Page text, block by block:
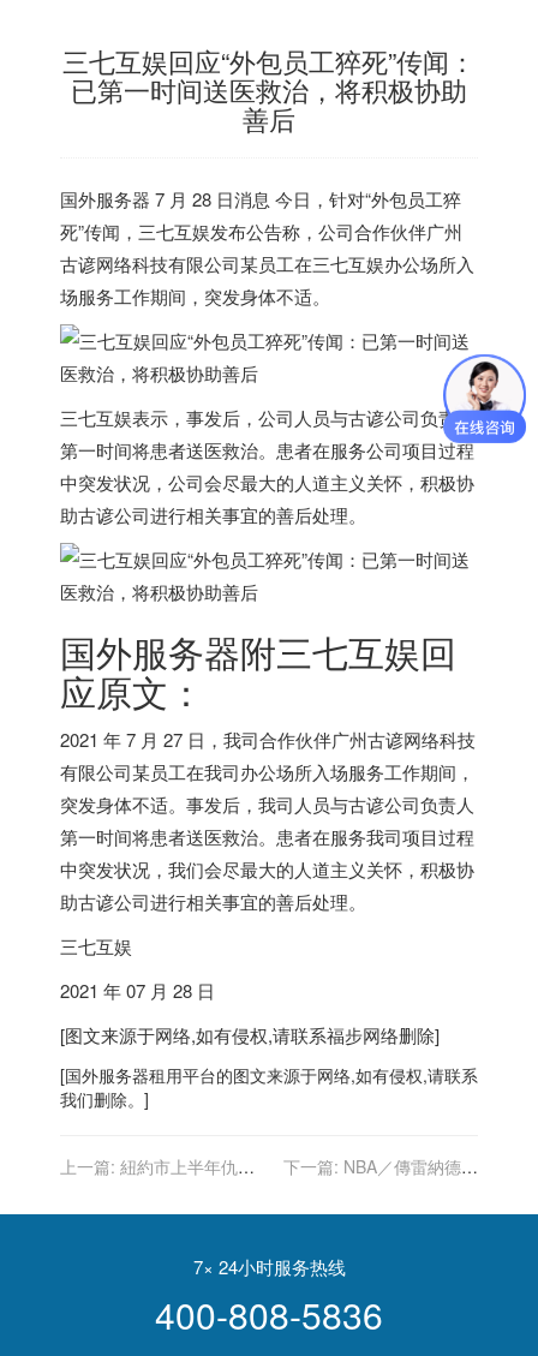
三七互娱回应“外包员工猝死”传闻：
已第一时间送医救治，将积极协助
善后
国外服务器 7 月 28 日消息 今日，针对“外包员工猝
死”传闻，三七互娱发布公告称，公司合作伙伴广州
古谚网络科技有限公司某员工在三七互娱办公场所入
场服务工作期间，突发身体不适。
三七互娱表示，事发后， 公司人员与古谚公司负责人
第一时间将患者送医救治。患者在服务公司项目过程
中突发状况，公司会尽最大的人道主义关怀， 积极协
助古谚公司进行相关事宜的善后处理。
国外服务器附三七互娱回
应原文：
2021 年 7 月 27 日，我司合作伙伴广州古谚网络科技
有限公司某员工在我司办公场所入场服务工作期间，
突发身体不适。事发后，我司人员与古谚公司负责人
第一时间将患者送医救治。患者在服务我司项目过程
中突发状况，我们会尽最大的人道主义关怀，积极协
助古谚公司进行相关事宜的善后处理。
三七互娱
2021 年 07 月 28 日
[图文来源于网络,如有侵权,请联系福步网络删除]
[国外服务器租用平台的图文来源于网络,如有侵权,请联系
我们删除。]
上一篇: 紐約市上半年仇亞
下一篇: NBA／傳雷納德不
員市場
7× 24小时服务热线
400-808-5836